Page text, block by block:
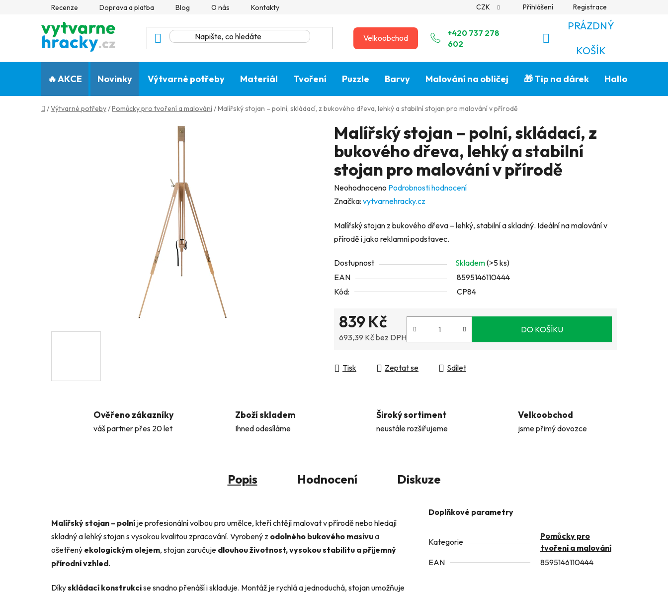
Recenze Doprava a platba Blog O nás Kontakty CZK Přihlášení Registrace
Velkoobchod
+420 737 278
602
NÁKUPNÍ
KOŠÍK
PRÁZDNÝ
KOŠÍK
🔥 AKCE Novinky Výtvarné potřeby Materiál Tvoření Puzzle Barvy Malování na obličej 🎁 Tip na dárek Halloween🎃
Domů
/Výtvarné potřeby/Pomůcky pro tvoření a malování/Malířský stojan – polní, skládací, z bukového dřeva, lehký a stabilní stojan pro malování v přírodě
Malířský stojan – polní, skládací, z
bukového dřeva, lehký a stabilní
stojan pro malování v přírodě
Průměrné
hodnocení
je
0,0
5
hvězdiček.
Neohodnoceno Podrobnosti hodnocení
Značka: vytvarnehracky.cz
Malířský stojan z bukového dřeva – lehký, stabilní a skladný. Ideální na malování v
přírodě i jako reklamní podstavec.
Dostupnost Skladem(>5 ks)
EAN
8595146110444
Kód:
CP84
839 Kč
693,39 Kč bez DPH
DO KOŠÍKU
Tisk Zeptat se Sdílet
Ověřeno zákazníky
váš partner přes 20 let
Zboží skladem
Ihned odesíláme
Široký sortiment
neustále rozšiřujeme
Velkoobchod
jsme přimý dovozce
Popis Hodnocení Diskuze
Malířský stojan – polní je profesionální volbou pro umělce, kteří chtějí malovat v přírodě nebo hledají
skladný a lehký stojan s vysokou kvalitou zpracování. Vyrobený z odolného bukového masivua
ošetřený ekologickým olejem, stojan zaručuje dlouhou životnost, vysokou stabilitu a příjemný
přírodní vzhled.
Díkyskládací konstrukcise snadno přenáší i skladuje. Montáž je rychlá a jednoduchá, stojan umožňuje
Doplňkové parametry
Kategorie
Pomůcky pro
tvoření a malování
EAN
8595146110444